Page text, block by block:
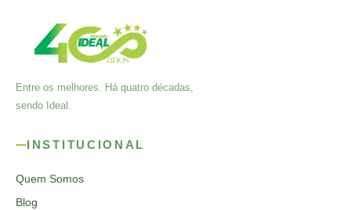
Entre os melhores. Há quatro décadas,
sendo Ideal.
INSTITUCIONAL
Quem Somos
Blog